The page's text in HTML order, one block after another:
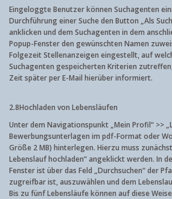
Eingeloggte Benutzer können Suchagenten
Durchführung einer Suche den Button „Als
anklicken und dem Suchagenten in dem
Popup-Fenster den gewünschten Namen
Folgezeit Stellenanzeigen eingestellt, auf
Suchagenten gespeicherten Kriterien
Zeit später per E-Mail hierüber informiert.
2.8Hochladen von Lebensläufen
Unter dem Navigationspunkt „Mein Profil“ >>
Bewerbungsunterlagen im pdf-Format oder
Größe 2 MB) hinterlegen. Hierzu muss
Lebenslauf hochladen“ angeklickt werden. In
Fenster ist über das Feld „Durchsuchen“ der
zugreifbar ist, auszuwählen und dem
Bis zu fünf Lebensläufe können auf diese